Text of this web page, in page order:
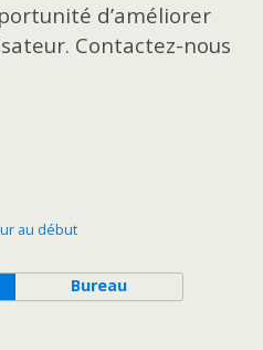
d’améliorer
Contactez-nous
au début
Bureau